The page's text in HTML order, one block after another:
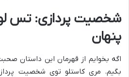
شخصیت پردازی: تس
پنهان
اگه بخوایم از قهرمان این داستان
بگیم. مری کاستلو توی شخصیت